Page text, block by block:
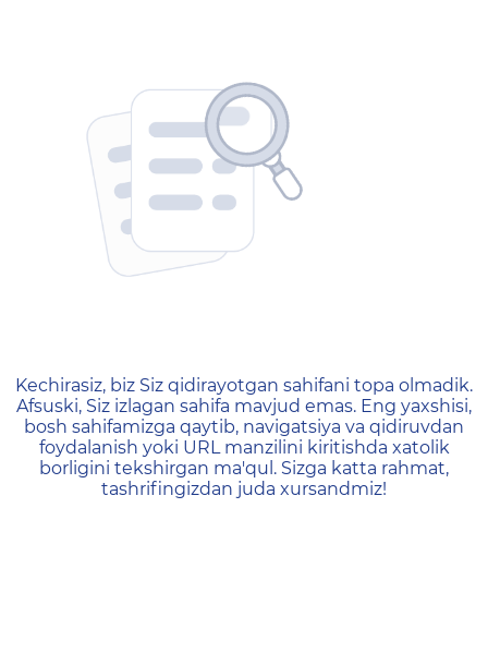
404 — Страница не
Kechirasiz, biz Siz qidirayotgan sahifani topa olmadik.
Afsuski, Siz izlagan sahifa mavjud emas. Eng yaxshisi,
bosh sahifamizga qaytib, navigatsiya va qidiruvdan
foydalanish yoki URL manzilini kiritishda xatolik
borligini tekshirgan ma'qul. Sizga katta rahmat,
tashrifingizdan juda xursandmiz!